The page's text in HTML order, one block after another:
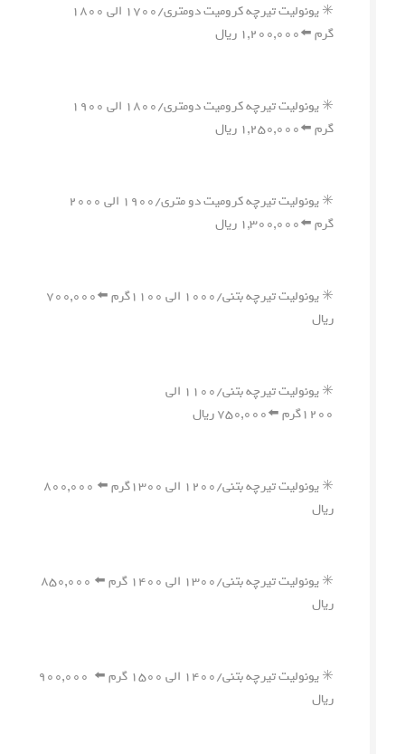
✳️ یونولیت تیرچه کرومیت دومتری/۱۷۰۰ الی ۱۸۰۰
گرم ⬅️۱,۲۰۰,۰۰۰ ریال
✳️ یونولیت تیرچه کرومیت دومتری/۱۸۰۰ الی ۱۹۰۰
گرم ⬅️۱,۲۵۰,۰۰۰ ریال
✳️ یونولیت تیرچه کرومیت دو متری/۱۹۰۰ الی ۲۰۰۰
گرم ⬅️۱,۳۰۰,۰۰۰ ریال
✳️ یونولیت تیرچه بتنی/۱۰۰۰ الی ۱۱۰۰گرم ⬅️۷۰۰,۰۰۰
ریال
✳️ یونولیت تیرچه بتنی/۱۱۰۰ الی
۱۲۰۰گرم ⬅️۷۵۰,۰۰۰ ریال
✳️ یونولیت تیرچه بتنی/۱۲۰۰ الی ۱۳۰۰گرم ⬅️ ۸۰۰,۰۰۰
ریال
✳️ یونولیت تیرچه بتنی/۱۳۰۰ الی ۱۴۰۰ گرم ⬅️ ۸۵۰,۰۰۰
ریال
✳️ یونولیت تیرچه بتنی/۱۴۰۰ الی ۱۵۰۰ گرم ⬅️ ۹۰۰,۰۰۰
ریال